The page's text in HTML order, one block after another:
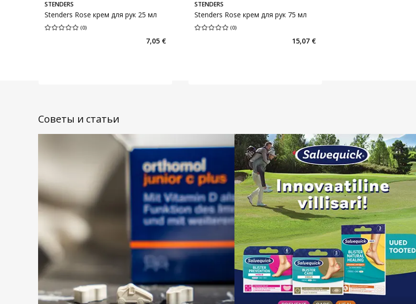
STENDERS
Stenders Rose крем для рук 25 мл
(0)
Средняя оценка 0.00
7,05 €
STENDERS
Stenders Rose крем для рук 75 мл
(0)
Средняя оценка 0.00
15,07 €
Советы и статьи